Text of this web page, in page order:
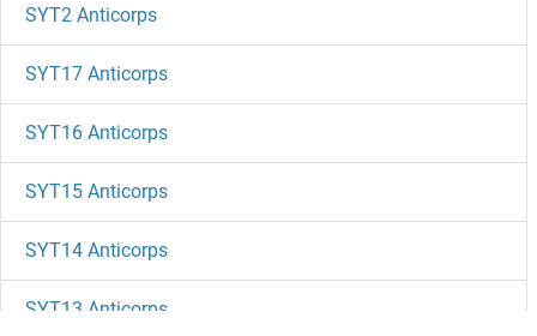
SYT2 Anticorps
SYT17 Anticorps
SYT16 Anticorps
SYT15 Anticorps
SYT14 Anticorps
SYT13 Anticorps